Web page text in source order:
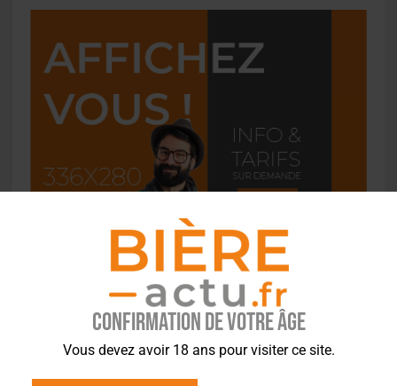
Confirmation de votre âge
Vous devez avoir 18 ans pour visiter ce site.